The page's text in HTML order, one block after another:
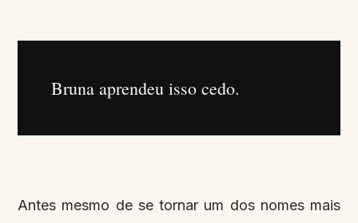
Bruna aprendeu isso cedo.
Antes mesmo de se tornar um dos nomes mais